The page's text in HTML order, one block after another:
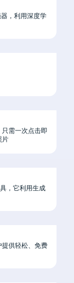
，利用深度学
需一次点击即
片
，它利用生成
供轻松、免费